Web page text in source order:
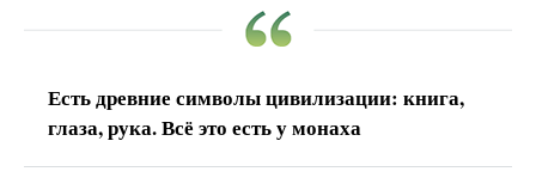
Есть древние символы цивилизации: книга,
глаза, рука. Всё это есть у монаха